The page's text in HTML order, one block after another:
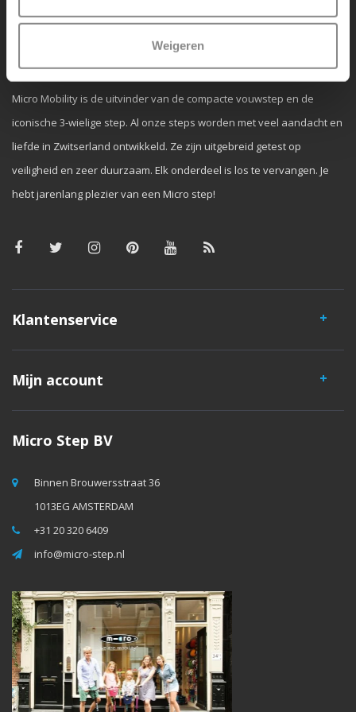
Weigeren
Waarom Micro Step?
Micro Mobility is de uitvinder van de compacte vouwstep en de
iconische 3-wielige step. Al onze steps worden met veel aandacht en
liefde in Zwitserland ontwikkeld. Ze zijn uitgebreid getest op
veiligheid en zeer duurzaam. Elk onderdeel is los te vervangen. Je
hebt jarenlang plezier van een Micro step!
Klantenservice
Mijn account
Micro Step BV
Binnen Brouwersstraat 36
1013EG AMSTERDAM
+31 20 320 6409
info@micro-step.nl